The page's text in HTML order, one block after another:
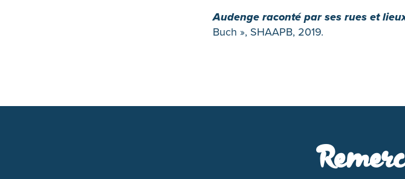
Audenge raconté par ses rues et
Buch », SHAAPB, 2019.